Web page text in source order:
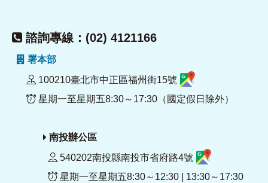
諮詢專線：(02) 4121166
署本部
100210臺北市中正區福州街15號
星期一至星期五8:30～17:30（國定假日除外）
南投辦公區
540202南投縣南投市省府路4號
星期一至星期五8:30～12:30 | 13:30～17:30